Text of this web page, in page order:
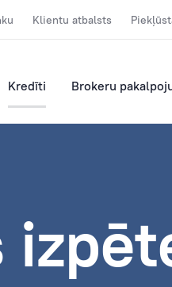
Klientu atbalsts
Kredīti Brokeru